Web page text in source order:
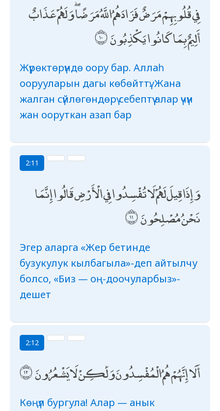
فِي قُلُوبِهِمْ مَرَضٌ فَزَادَهُمُ اللَّهُ مَرَضًا ۖ وَلَهُمْ عَذَابٌ
أَلِيمٌ بِمَا كَانُوا يَكْذِبُونَ
Жүрөктөрүндө оору бар. Аллаһ
оорууларын дагы көбөйттү. Жана
жалган сүйлөгөндөрү себептүү алар үчүн
жан ооруткан азап бар
2:11
وَإِذَا قِيلَ لَهُمْ لَا تُفْسِدُوا فِي الْأَرْضِ قَالُوا إِنَّمَا
نَحْنُ مُصْلِحُونَ
Эгер аларга «Жер бетинде
бузукулук кылбагыла»-деп айтылчу
болсо, «Биз — оң-доочуларбыз»-
дешет
2:12
أَلَا إِنَّهُمْ هُمُ الْمُفْسِدُونَ وَلَٰكِنْ لَا يَشْعُرُونَ
Көңүл бургула! Алар — анык